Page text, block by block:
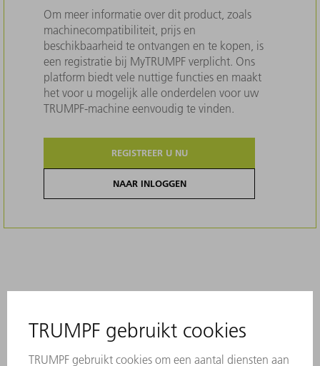
Om meer informatie over dit product, zoals
machinecompatibiliteit, prijs en
beschikbaarheid te ontvangen en te kopen, is
een registratie bij MyTRUMPF verplicht. Ons
platform biedt vele nuttige functies en maakt
het voor u mogelijk alle onderdelen voor uw
TRUMPF-machine eenvoudig te vinden.
REGISTREER U NU
NAAR INLOGGEN